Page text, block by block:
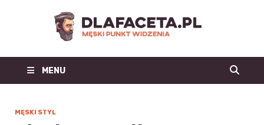
|
MENU
MĘSKI STYL